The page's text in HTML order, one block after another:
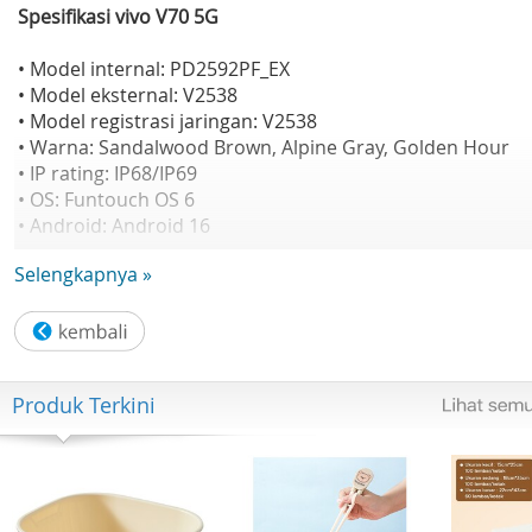
Spesifikasi vivo V70 5G
• Model internal: PD2592PF_EX
• Model eksternal: V2538
• Model registrasi jaringan: V2538
• Warna: Sandalwood Brown, Alpine Gray, Golden Hour
• IP rating: IP68/IP69
• OS: Funtouch OS 6
• Android: Android 16
• CPU: Octa-core, 4nm
• GPU: Adreno 256GB
• RAM/ROM: 12GB + 256GB
• Tipe RAM: LPDDR5X
• Tipe ROM: UFS 4.1
• Ekspansi RAM: 12GB
• Ekspansi ROM: Tidak didukung
• Baterai: 6500mAh (tipikal), 6300mAh (rated)
• Pengisian daya: 90W
Selengkapnya »
Produk Terkini